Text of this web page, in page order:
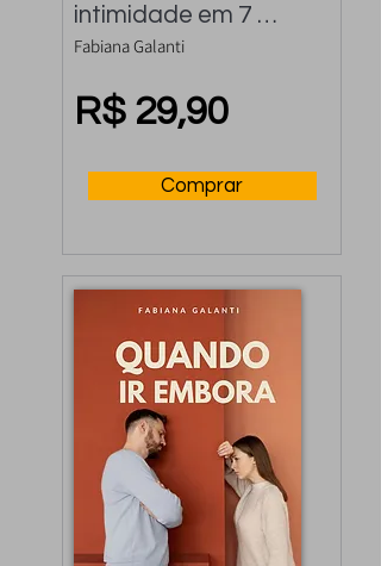
intimidade em 7
semanas: Guia
que desejam
reconstruir ou
intimidade.
Fabiana Galanti
R$ 29,90
Comprar